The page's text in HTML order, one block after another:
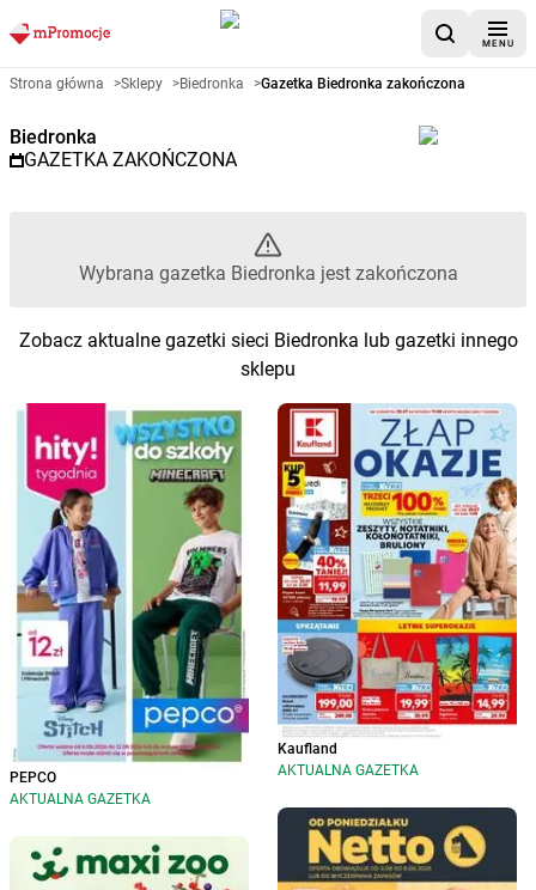
MENU
Gazetka promocyjna
Strona główna >Sklepy >Biedronka >Gazetka Biedronka zakończona
Biedronka
GAZETKA ZAKOŃCZONA
Wybrana gazetka Biedronka jest zakończona
Zobacz aktualne gazetki sieci Biedronka lub gazetki innego
sklepu
PEPCO
AKTUALNA GAZETKA
Kaufland
AKTUALNA GAZETKA